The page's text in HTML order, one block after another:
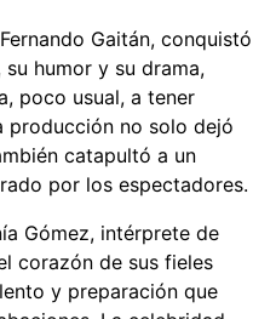
Gaitán, conquistó
humor y su drama,
poco usual, a tener
producción no solo dejó
catapultó a un
por los espectadores.
Gómez, intérprete de
corazón de sus fieles
y preparación que